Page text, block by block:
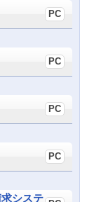
システ